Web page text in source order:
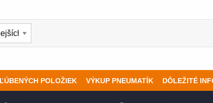
POLOŽIEK VÝKUP PNEUMATÍK DÔLEŽITÉ